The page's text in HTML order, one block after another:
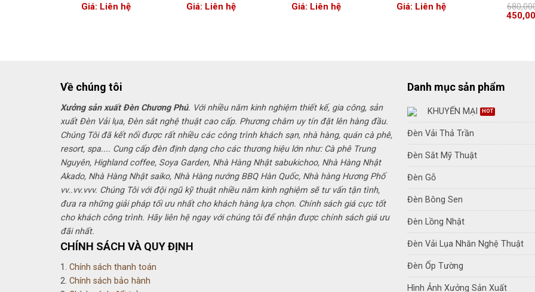
Giá: Liên hệ
Giá: Liên hệ
Giá: Liên hệ
Giá: Liên hệ
Giá
gốc
Về chúng tôi
Xưởng sản xuất Đèn Chương Phú. Với nhiều năm kinh nghiệm thiết kế, gia công, sản
xuất Đèn Vải lụa, Đèn sắt nghệ thuật cao cấp. Phương châm uy tín đặt lên hàng đầu.
Chúng Tôi đã kết nối được rất nhiều các công trình khách sạn, nhà hàng, quán cà phê,
resort, spa.... Cung cấp đèn định dạng cho các thương hiệu lớn như: Cà phê Trung
Nguyên, Highland coffee, Soya Garden, Nhà Hàng Nhật sabukichoo, Nhà Hàng Nhật
Akado, Nhà Hàng Nhật saiko, Nhà Hàng nướng BBQ Hàn Quốc, Nhà hàng Hương Phố
vv..vv.vvv. Chúng Tôi với đội ngũ kỹ thuật nhiều năm kinh nghiệm sẽ tư vấn tận tình,
đưa ra những giải pháp tối ưu nhất cho khách hàng lựa chọn. Chính sách giá cực tốt
cho khách công trình. Hãy liên hệ ngay với chúng tôi để nhận được chính sách giá ưu
đãi nhất.
CHÍNH SÁCH VÀ QUY ĐỊNH
1. Chính sách thanh toán
2. Chính sách bảo hành
Danh mục sản phẩm
KHUYẾN MẠI
Đèn Vải Thả Trần
Đèn Sắt Mỹ Thuật
Đèn Gỗ
Đèn Bông Sen
Đèn Lồng Nhật
Đèn Vải Lụa Nhăn Nghệ Thuật
Đèn Ốp Tường
Hình Ảnh Xưởng Sản Xuất